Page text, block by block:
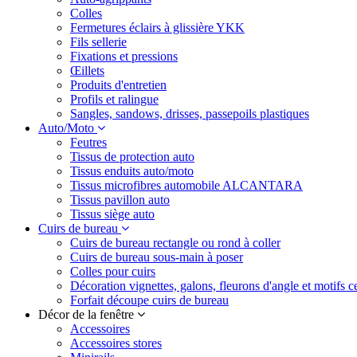
Colles
Fermetures éclairs à glissière YKK
Fils sellerie
Fixations et pressions
Œillets
Produits d'entretien
Profils et ralingue
Sangles, sandows, drisses, passepoils plastiques
Auto/Moto
Feutres
Tissus de protection auto
Tissus enduits auto/moto
Tissus microfibres automobile ALCANTARA
Tissus pavillon auto
Tissus siège auto
Cuirs de bureau
Cuirs de bureau rectangle ou rond à coller
Cuirs de bureau sous-main à poser
Colles pour cuirs
Décoration vignettes, galons, fleurons d'angle et motifs
Forfait découpe cuirs de bureau
Décor de la fenêtre
Accessoires
Accessoires stores